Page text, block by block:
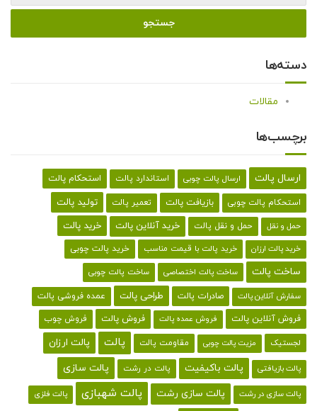
دسته‌ها
مقالات
برچسب‌ها
ارسال پالت ارسال پالت چوبی استاندارد پالت استحکام پالت
استحکام پالت چوبی بازیافت پالت تعمیر پالت تولید پالت
حمل و نقل حمل و نقل پالت خرید آنلاین پالت خرید پالت
خرید پالت ارزان خرید پالت با قیمت مناسب خرید پالت چوبی
ساخت پالت ساخت پالت اختصاصی ساخت پالت چوبی
سفارش آنلاین پالت صادرات پالت طراحی پالت عمده فروشی پالت
فروش آنلاین پالت فروش عمده پالت فروش پالت فروش چوب
لجستیک مزیت پالت چوبی مقاومت پالت پالت پالت ارزان
پالت بازیافتی پالت باکیفیت پالت در رشت پالت سازی
پالت سازی در رشت پالت سازی رشت پالت شهبازی پالت فلزی